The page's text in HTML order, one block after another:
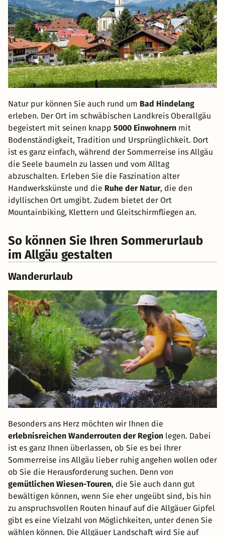
Natur pur können Sie auch rund um Bad Hindelang
erleben. Der Ort im schwäbischen Landkreis Oberallgäu
begeistert mit seinen knapp 5000 Einwohnern mit
Bodenständigkeit, Tradition und Ursprünglichkeit. Dort
ist es ganz einfach, während der Sommerreise ins Allgäu
die Seele baumeln zu lassen und vom Alltag
abzuschalten. Erleben Sie die Faszination alter
Handwerkskünste und die Ruhe der Natur, die den
idyllischen Ort umgibt. Zudem bietet der Ort
Mountainbiking, Klettern und Gleitschirmfliegen an.
So können Sie Ihren Sommerurlaub
im Allgäu gestalten
Wanderurlaub
Besonders ans Herz möchten wir Ihnen die
erlebnisreichen Wanderrouten der Region legen. Dabei
ist es ganz Ihnen überlassen, ob Sie es bei Ihrer
Sommerreise ins Allgäu lieber ruhig angehen wollen oder
ob Sie die Herausforderung suchen. Denn von
gemütlichen Wiesen-Touren, die Sie auch dann gut
bewältigen können, wenn Sie eher ungeübt sind, bis hin
zu anspruchsvollen Routen hinauf auf die Allgäuer Gipfel
gibt es eine Vielzahl von Möglichkeiten, unter denen Sie
wählen können. Die Allgäuer Landschaft wird Sie auf